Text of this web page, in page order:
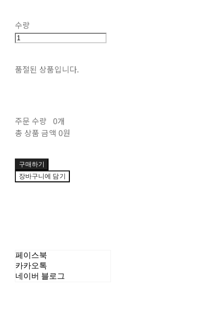
수량
품절된 상품입니다.
주문 수량 0개
총 상품 금액 0원
구매하기
장바구니에 담기
페이스북
카카오톡
네이버 블로그